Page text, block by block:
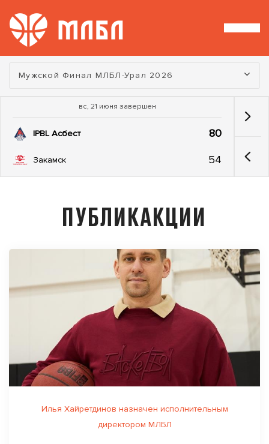
Турнир:
Мужской Финал МЛБЛ-Урал 2026
вс, 21 июня завершен
IPBL Асбест 80
Закамск 54
ПУБЛИКАКЦИИ
Илья Хайретдинов назначен исполнительным
директором МЛБЛ